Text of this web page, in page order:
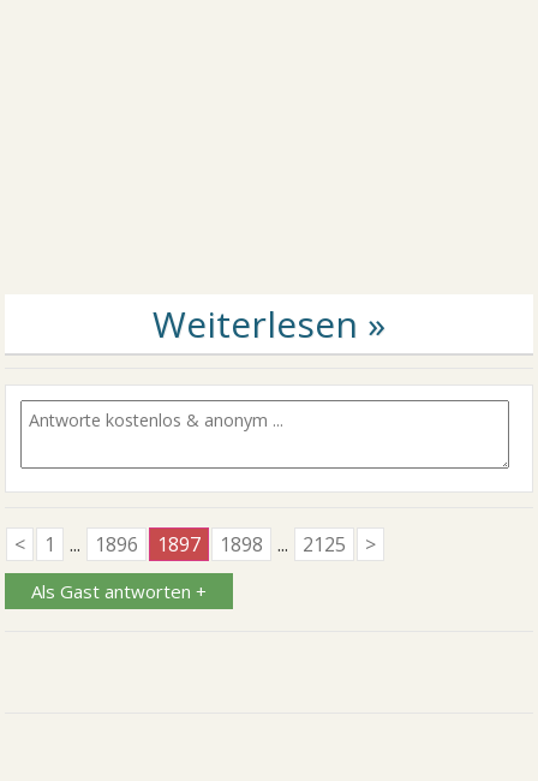
< 1 ... 1896 1897 1898 ... 2125 >
Als Gast antworten +